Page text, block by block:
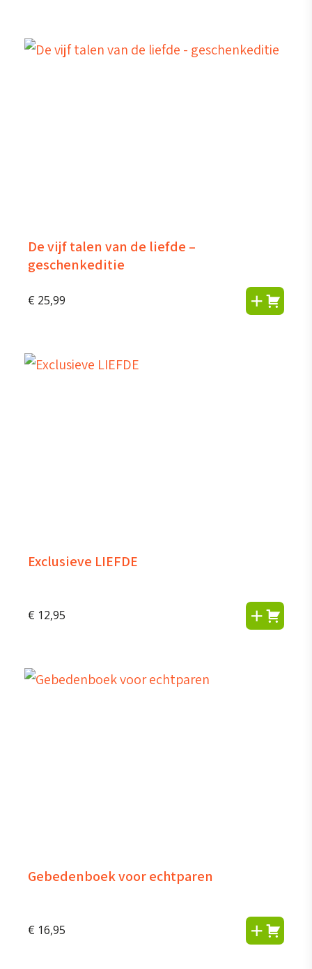
De vijf talen van de liefde –
geschenkeditie
€ 25,99
Exclusieve LIEFDE
€ 12,95
Gebedenboek voor echtparen
€ 16,95